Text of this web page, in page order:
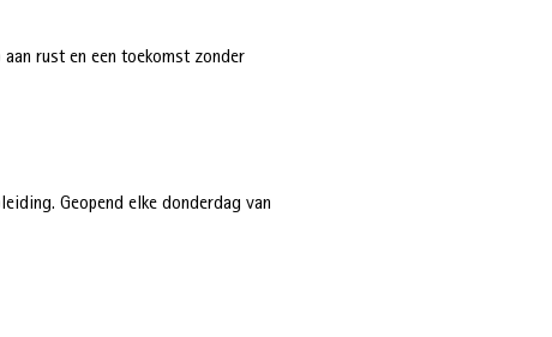
rust en een toekomst zonder
Geopend elke donderdag van